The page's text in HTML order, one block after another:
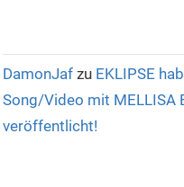
DamonJaf zu EKLIPSE
Song/Video mit MELLISA
veröffentlicht!